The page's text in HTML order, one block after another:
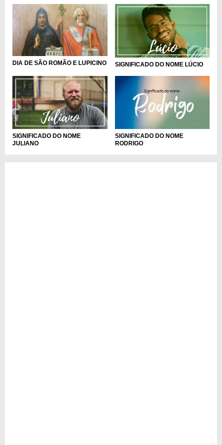
DIA DE SÃO ROMÃO E LUPICINO SIGNIFICADO DO NOME LÚCIO
SIGNIFICADO DO NOME
JULIANO
SIGNIFICADO DO NOME
RODRIGO